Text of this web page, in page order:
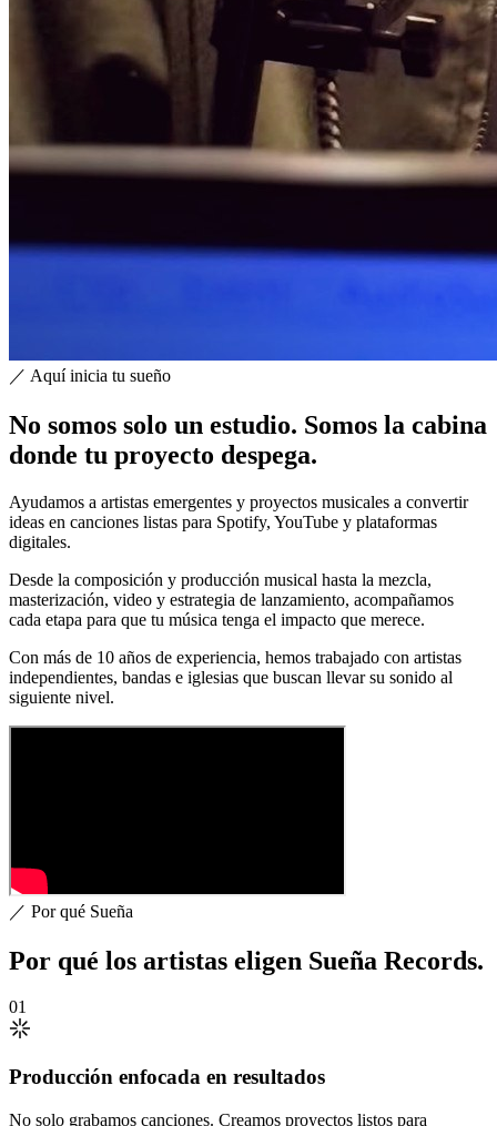
／ Aquí inicia tu sueño
No somos solo un estudio. Somos la cabina
donde tu proyecto despega.
Ayudamos a artistas emergentes y proyectos musicales a convertir
ideas en canciones listas para Spotify, YouTube y plataformas
digitales.
Desde la composición y producción musical hasta la mezcla,
masterización, video y estrategia de lanzamiento, acompañamos
cada etapa para que tu música tenga el impacto que merece.
Con más de 10 años de experiencia, hemos trabajado con artistas
independientes, bandas e iglesias que buscan llevar su sonido al
siguiente nivel.
／ Por qué Sueña
Por qué los artistas eligen Sueña Records.
01
Producción enfocada en resultados
No solo grabamos canciones. Creamos proyectos listos para